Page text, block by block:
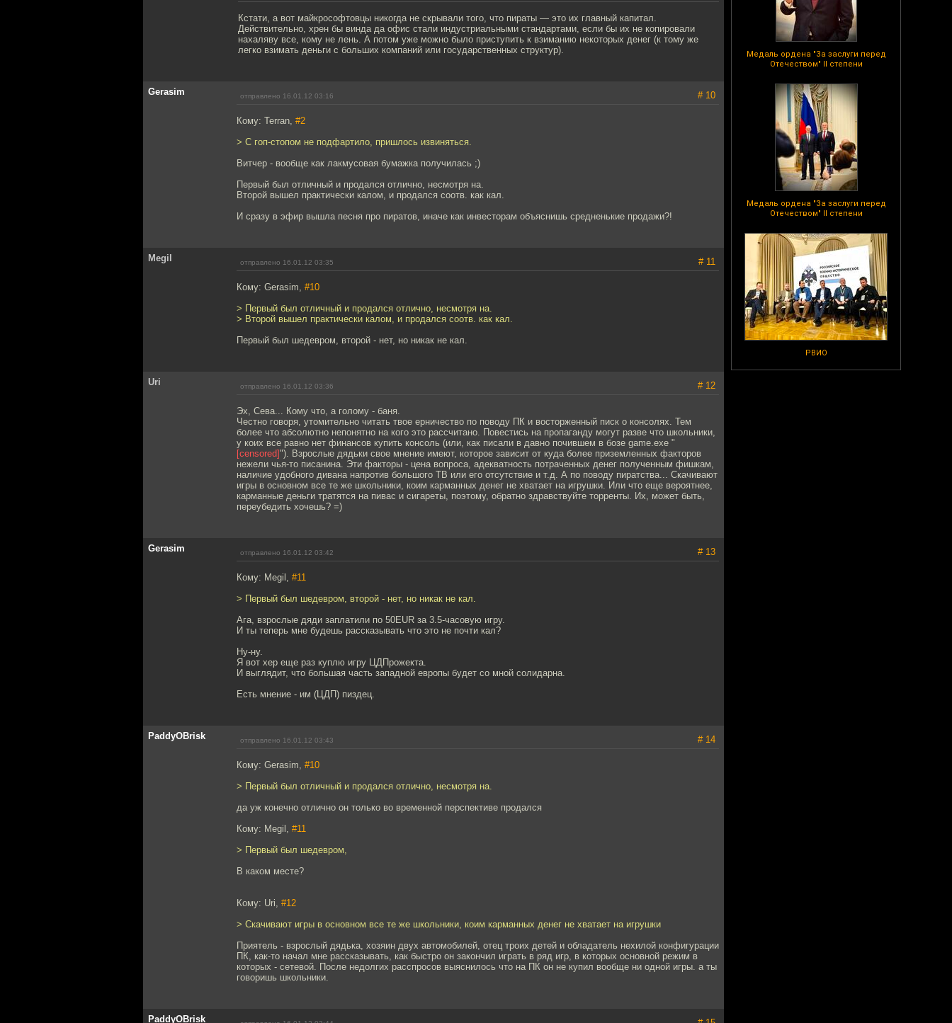
Медаль ордена "За заслуги перед
Отечеством" II степени
Медаль ордена "За заслуги перед
Отечеством" II степени
РВИО
Кстати, а вот майкрософтовцы никогда не скрывали того, что пираты — это их главный капитал.
Действительно, хрен бы винда да офис стали индустриальными стандартами, если бы их не копировали
нахаляву все, кому не лень. А потом уже можно было приступить к взиманию некоторых денег (к тому же
легко взимать деньги с больших компаний или государственных структур).
Gerasim отправлено 16.01.12 03:16 # 10
Кому: Terran, #2
> С гоп-стопом не подфартило, пришлось извиняться.
Витчер - вообще как лакмусовая бумажка получилась ;)
Первый был отличный и продался отлично, несмотря на.
Второй вышел практически калом, и продался соотв. как кал.
И сразу в эфир вышла песня про пиратов, иначе как инвесторам объяснишь средненькие продажи?!
Megil отправлено 16.01.12 03:35 # 11
Кому: Gerasim, #10
> Первый был отличный и продался отлично, несмотря на.
> Второй вышел практически калом, и продался соотв. как кал.
Первый был шедевром, второй - нет, но никак не кал.
Uri отправлено 16.01.12 03:36 # 12
Эх, Сева... Кому что, а голому - баня.
Честно говоря, утомительно читать твое ерничество по поводу ПК и восторженный писк о консолях. Тем
более что абсолютно непонятно на кого это рассчитано. Повестись на пропаганду могут разве что школьники,
у коих все равно нет финансов купить консоль (или, как писали в давно почившем в бозе game.exe "
[censored]"). Взрослые дядьки свое мнение имеют, которое зависит от куда более приземленных факторов
нежели чья-то писанина. Эти факторы - цена вопроса, адекватность потраченных денег полученным фишкам,
наличие удобного дивана напротив большого ТВ или его отсутствие и т.д. А по поводу пиратства... Скачивают
игры в основном все те же школьники, коим карманных денег не хватает на игрушки. Или что еще вероятнее,
карманные деньги тратятся на пивас и сигареты, поэтому, обратно здравствуйте торренты. Их, может быть,
переубедить хочешь? =)
Gerasim отправлено 16.01.12 03:42 # 13
Кому: Megil, #11
> Первый был шедевром, второй - нет, но никак не кал.
Ага, взрослые дяди заплатили по 50EUR за 3.5-часовую игру.
И ты теперь мне будешь рассказывать что это не почти кал?
Ну-ну.
Я вот хер еще раз куплю игру ЦДПрожекта.
И выглядит, что большая часть западной европы будет со мной солидарна.
Есть мнение - им (ЦДП) пиздец.
PaddyOBrisk отправлено 16.01.12 03:43 # 14
Кому: Gerasim, #10
> Первый был отличный и продался отлично, несмотря на.
да уж конечно отлично он только во временной перспективе продался
Кому: Megil, #11
> Первый был шедевром,
В каком месте?
Кому: Uri, #12
> Скачивают игры в основном все те же школьники, коим карманных денег не хватает на игрушки
Приятель - взрослый дядька, хозяин двух автомобилей, отец троих детей и обладатель нехилой конфигурации
ПК, как-то начал мне рассказывать, как быстро он закончил играть в ряд игр, в которых основной режим в
которых - сетевой. После недолгих расспросов выяснилось что на ПК он не купил вообще ни одной игры. а ты
говоришь школьники.
PaddyOBrisk